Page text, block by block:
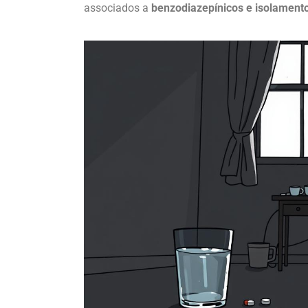
associados a benzodiazepínicos e